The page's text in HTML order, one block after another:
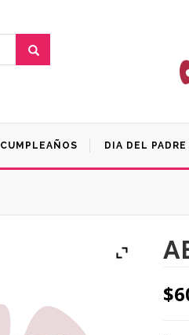
CUMPLEAÑOS DIA DEL PADRE
$